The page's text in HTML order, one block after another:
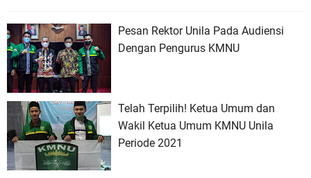
Pesan Rektor Unila Pada Audiensi
Dengan Pengurus KMNU
Telah Terpilih! Ketua Umum dan
Wakil Ketua Umum KMNU Unila
Periode 2021